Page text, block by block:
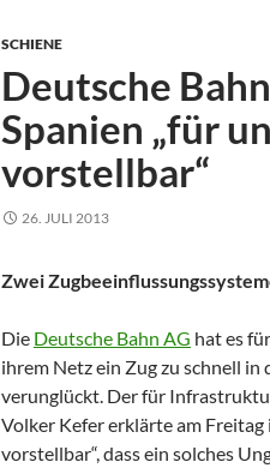
SCHIENE
Deutsche
Spanien „für
vorstellbar“
26. JULI 2013
Zwei
Die Deutsche Bahn AG hat es
ihrem Netz ein Zug zu schnell
verunglückt. Der für
Volker Kefer erklärte am
vorstellbar“, dass ein solches